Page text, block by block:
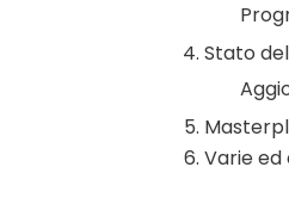
Stato
Varie ed